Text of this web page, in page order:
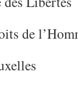
de